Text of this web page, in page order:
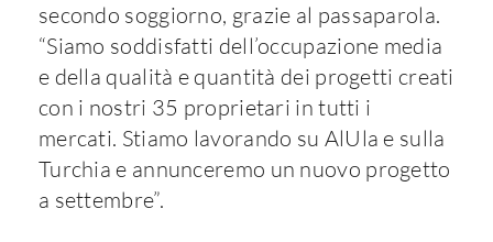
secondo soggiorno, grazie al passaparola.
“Siamo soddisfatti dell’occupazione media
e della qualità e quantità dei progetti creati
con i nostri 35 proprietari in tutti i
mercati. Stiamo lavorando su AlUla e sulla
Turchia e annunceremo un nuovo progetto
a settembre”.